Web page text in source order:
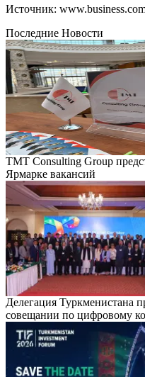
Источник:
Последние Новости
TMT Consulting Group
Ярмарке вакансий
Делегация Туркменистана
совещании по цифровому